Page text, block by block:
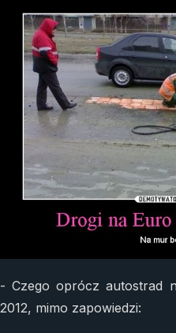
- Czego oprócz autostrad
2012, mimo zapowiedzi: